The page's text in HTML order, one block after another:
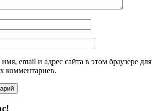
email и адрес сайта в этом браузере для
комментариев.